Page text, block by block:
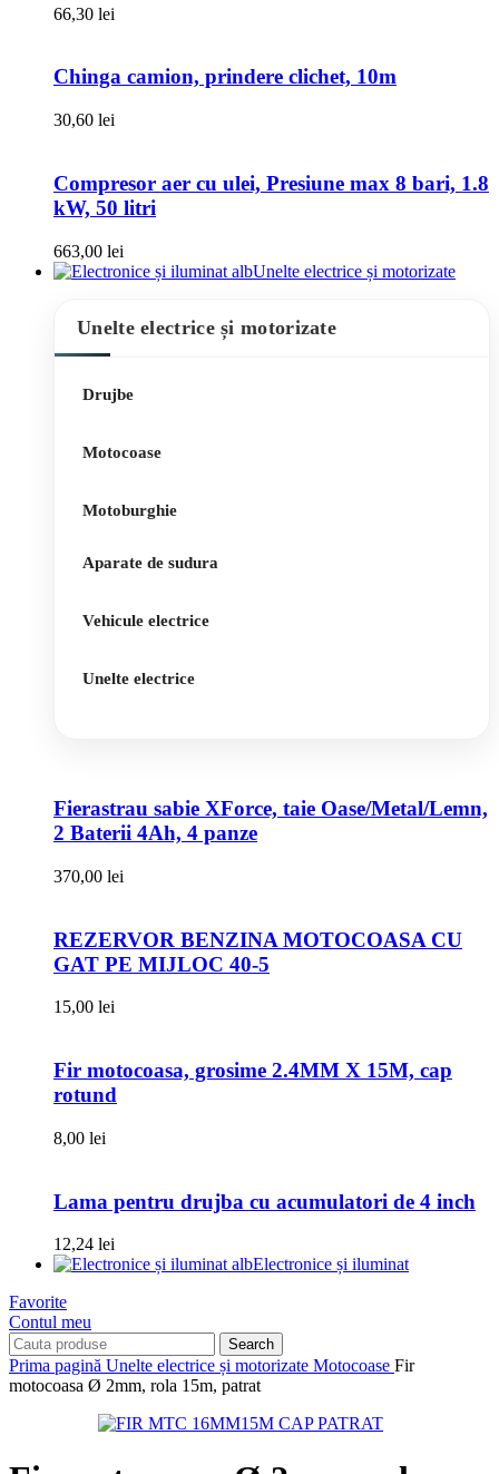
66,30 lei
Chinga camion, prindere clichet, 10m
30,60 lei
Compresor aer cu ulei, Presiune max 8 bari, 1.8
kW, 50 litri
663,00 lei
Unelte electrice și motorizate
Unelte electrice și motorizate
Drujbe
Motocoase
Motoburghie
Aparate de sudura
Vehicule electrice
Unelte electrice
Fierastrau sabie XForce, taie Oase/Metal/Lemn,
2 Baterii 4Ah, 4 panze
370,00 lei
REZERVOR BENZINA MOTOCOASA CU
GAT PE MIJLOC 40-5
15,00 lei
Fir motocoasa, grosime 2.4MM X 15M, cap
rotund
8,00 lei
Lama pentru drujba cu acumulatori de 4 inch
12,24 lei
Electronice și iluminat
Favorite
Contul meu
Search
Prima pagină Unelte electrice și motorizate Motocoase Fir
motocoasa Ø 2mm, rola 15m, patrat